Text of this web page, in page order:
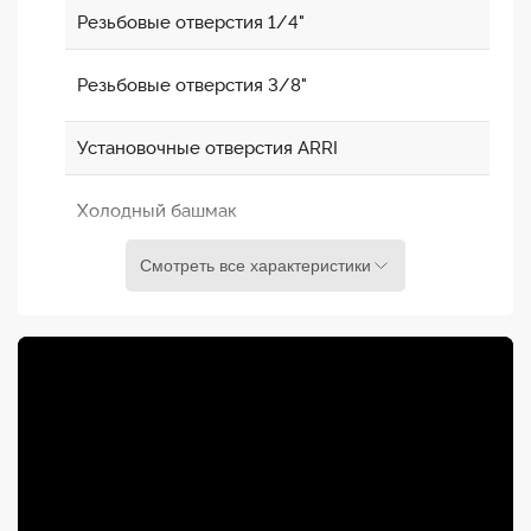
Резьбовые отверстия 1/4"
Резьбовые отверстия 3/8"
Установочные отверстия ARRI
Холодный башмак
Облегченная конструкция с
Смотреть все характеристики